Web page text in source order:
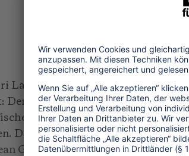
Lankas kommen viele
Der Zugang zum Strand, von dem
starten, wird ihnen
Die Schweizer Gesellschaft für
Grabbing“, analog zum „Land